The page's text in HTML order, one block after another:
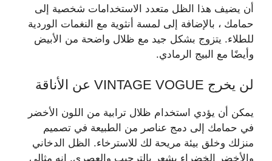
أن يضيف هذا الظل متعدد الاستخدامات شخصية إلى
حمامك ، بالإضافة إلى لمسة أنثوية مع النغمات الوردية
للطلاء. يتزوج بشكل جيد مع ظلال واضحة من الأبيض
وأيضًا مع البيج الرمادي.
لن يخرج VINTAGE VOGUE عن الأناقة
يمكن أن يؤدي استخدام ظلال ترابية من اللون الأخضر
في حمامك إلى دمج عناصر من الطبيعة في تصميم
منزلك وخلق بيئة مريحة لك للاسترخاء. الظل الدخاني
والأخضر الخضراء يشعر بالترحيب والعصري. إنه مثالي